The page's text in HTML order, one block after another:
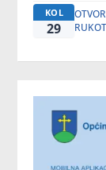
KOL
29